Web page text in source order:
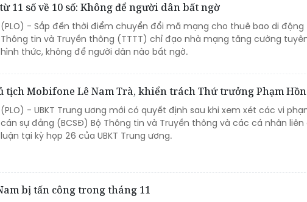
11 số về 10 số: Không để người dân bất ngờ
(PLO) - Sắp đến thời điểm chuyển đổi mã mạng cho thuê bao di động
Thông tin và Truyền thông (TTTT) chỉ đạo nhà mạng tăng cường
hình thức, không để người dân nào bất ngờ.
tịch Mobifone Lê Nam Trà, khiển trách Thứ trưởng Phạm
(PLO) - UBKT Trung ương mới có quyết định sau khi xem xét các vi
cán sự đảng (BCSĐ) Bộ Thông tin và Truyền thông và các cá nhân
luận tại kỳ họp 26 của UBKT Trung ương.
bị tấn công trong tháng 11